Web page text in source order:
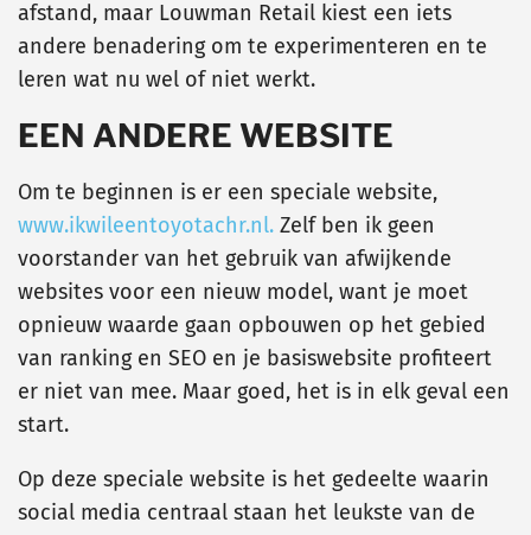
afstand, maar Louwman Retail kiest een iets
andere benadering om te experimenteren en te
leren wat nu wel of niet werkt.
EEN ANDERE WEBSITE
Om te beginnen is er een speciale website,
www.ikwileentoyotachr.nl. Zelf ben ik geen
voorstander van het gebruik van afwijkende
websites voor een nieuw model, want je moet
opnieuw waarde gaan opbouwen op het gebied
van ranking en SEO en je basiswebsite profiteert
er niet van mee. Maar goed, het is in elk geval een
start.
Op deze speciale website is het gedeelte waarin
social media centraal staan het leukste van de